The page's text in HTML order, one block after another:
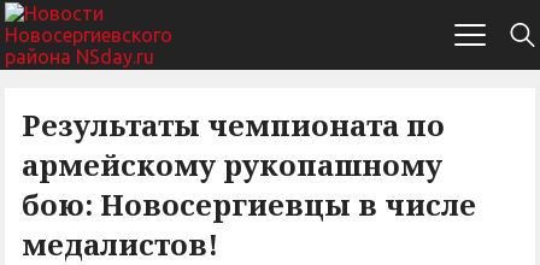
Результаты чемпионата по
армейскому рукопашному
бою: Новосергиевцы в числе
медалистов!